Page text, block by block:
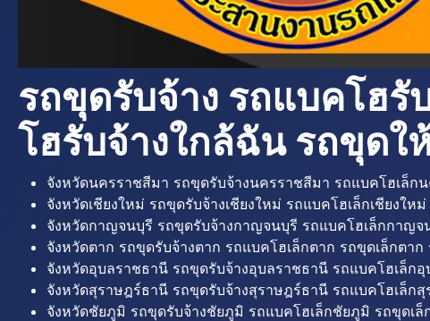
รถขุดรับจ้าง รถแบคโฮรั
โฮรับจ้างใกล้ฉัน รถขุดใ
จังหวัดนครราชสีมา รถขุดรับจ้างนครราชสีมา รถแบคโฮเล็
จังหวัดเชียงใหม่ รถขุดรับจ้างเชียงใหม่ รถแบคโฮเล็กเชียงใ
จังหวัดกาญจนบุรี รถขุดรับจ้างกาญจนบุรี รถแบคโฮเล็กกาญ
จังหวัดตาก รถขุดรับจ้างตาก รถแบคโฮเล็กตาก รถขุดเล็กตา
จังหวัดอุบลราชธานี รถขุดรับจ้างอุบลราชธานี รถแบคโฮเล็
จังหวัดสุราษฎร์ธานี รถขุดรับจ้างสุราษฎร์ธานี รถแบคโฮเล็
จังหวัดชัยภูมิ รถขุดรับจ้างชัยภูมิ รถแบคโฮเล็กชัยภูมิ รถขุดเ